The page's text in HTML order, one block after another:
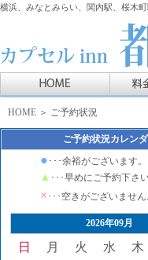
横浜、みなとみらい、関内駅、桜木
HOME ＞ ご予約状況
ご予約状況カレン
● ･･･余裕がございます。
▲ ･･･早めにご予約下さい
× ･･･空きがございません
2026年09月
日 月 火 水 木